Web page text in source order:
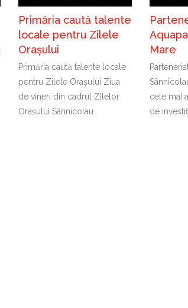
Primăria caută talente
locale pentru Zilele
Orașului
Primăria caută talente locale
pentru Zilele Orașului Ziua
de vineri din cadrul Zilelor
Orașului Sânnicolau
Mare
cele mai
de